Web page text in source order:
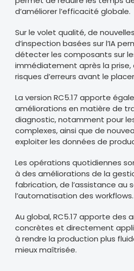
d’améliorer l’efficacité globale.
Sur le volet qualité, de
d’inspection basées sur l’IA
détecter les composants sur
immédiatement après la prise,
risques d’erreurs avant le
La version RC5.17 apporte
améliorations en matière de
diagnostic, notamment pour
complexes, ainsi que de
exploiter les données de
Les opérations quotidiennes
à des améliorations de la
fabrication, de l’assistance au
l’automatisation des workflows.
Au global, RC5.17 apporte des
concrètes et directement
à rendre la production plus
mieux maîtrisée.